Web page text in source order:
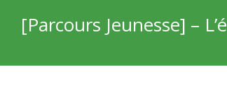
[Parcours Jeunesse] –